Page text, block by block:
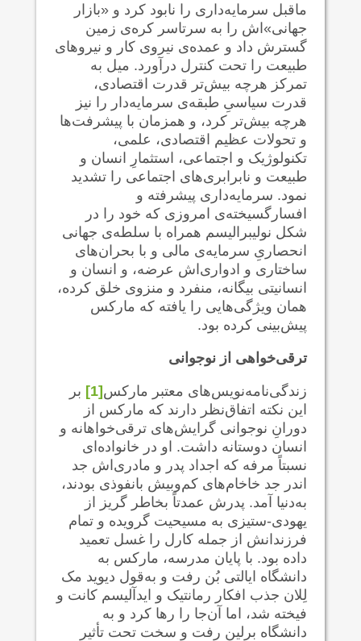
ماقبل سرمایه‌داری را نابود کرد و «بازار
جهانی»اش را به سرتاسر کره‌ی زمین
گسترش داد و عمده‌ی نیروی کار و نیروهای
طبیعت را تحت کنترل درآورد. میل به
تمرکز هرچه بیش‌تر قدرت اقتصادی،
قدرت سیاسیِ طبقه‌ی سرمایه‌دار را نیز
هرچه بیش‌تر کرد، و همزمان با پیشرفت‌ها
و تحولات عظیم اقتصادی، علمی،
تکنولوژیک و اجتماعی، استثمارِ انسان و
طبیعت و نابرابری‌های اجتماعی را تشدید
نمود. سرمایه‌داری پیشرفته و
افسارگسیخته‌ی امروزی که خود را در
شکل نولیبرالیسم همراه با سلطه‌ی جهانی
انحصاریِ سرمایه‌ی مالی و با بحران‌های
ساختاری و ادواری‌اش عرضه، و انسان و
انسانیتی بیگانه، منفرد و منزوی خلق کرده،
همان ویژگی‌هایی را یافته که مارکس
پیش‌بینی کرده بود.
ترقی‌خواهی از نوجوانی
زندگی‌نامه‌نویس‌های معتبر مارکس[1]
بر
این نکته اتفاق‌نظر دارند که مارکس از
دورانِ نوجوانی گرایش‌های ترقی‌خواهانه و
انسان دوستانه داشت. او در خانواده‌ای
نسبتاً مرفه که اجداد پدر و مادری‌اش جد
اندر جد خاخام‌های کم‌وبیش بانفوذی بودند،
به‌دنیا آمد. پدرش عمدتاً بخاطر گریز از
یهودی-ستیزی به مسیحیت گرویده و تمام
فرزندانش از جمله کارل را غسل تعمید
داده بود. با پایان مدرسه، مارکس به
دانشگاه ایالتی بُن رفت و به‌قول دیوید مک
لِلان جذب افکار رمانتیک و ایدآلیسم کانت و
فیخته شد، اما آن‌جا را رها کرد و به
دانشگاه برلین رفت و سخت تحت تأثیر